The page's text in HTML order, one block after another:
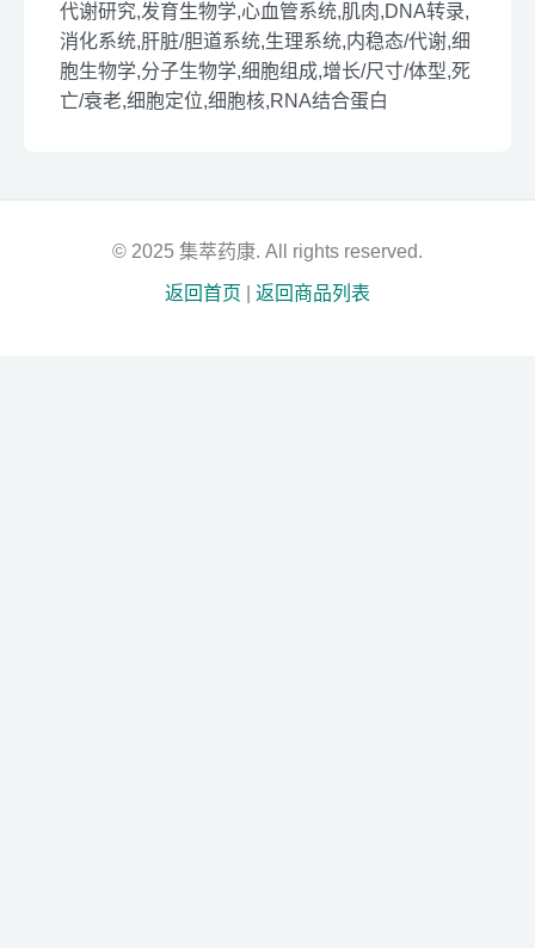
代谢研究,发育生物学,心血管系统,肌肉,DNA转录,
消化系统,肝脏/胆道系统,生理系统,内稳态/代谢,细
胞生物学,分子生物学,细胞组成,增长/尺寸/体型,死
亡/衰老,细胞定位,细胞核,RNA结合蛋白
© 2025 集萃药康. All rights reserved.
返回首页 返回商品列表